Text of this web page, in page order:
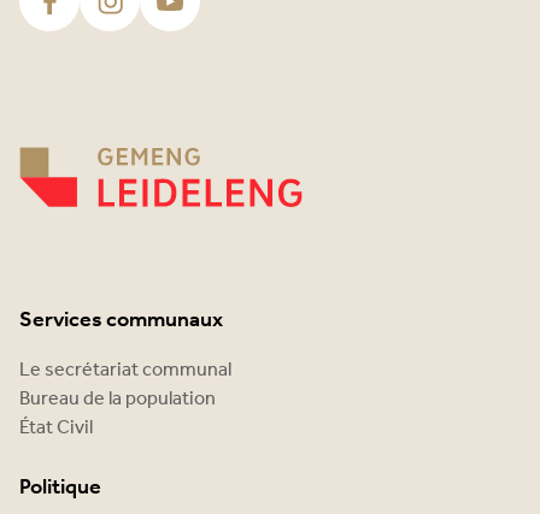
Services communaux
Le secrétariat communal
Bureau de la population
État Civil
Politique